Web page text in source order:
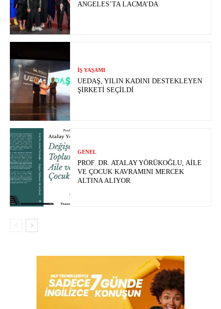
ANGELES’TA LACMA’DA
İŞ YAŞAMI
UEDAŞ, YILIN KADINI DESTEKLEYEN
ŞIRKETI SEÇILDI
GENEL
PROF. DR. ATALAY YÖRÜKOĞLU, AILE
VE ÇOCUK KAVRAMINI MERCEK
ALTINA ALIYOR